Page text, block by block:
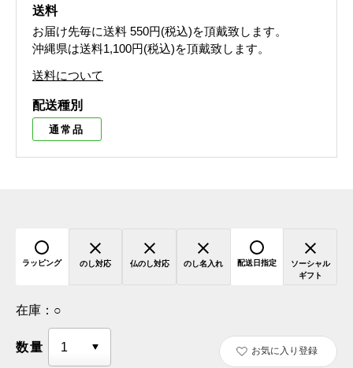
送料
お届け先毎に送料 550円(税込)を頂戴致します。
沖縄県は送料1,100円(税込)を頂戴致します。
送料について
配送種別
通常品
ラッピング のし対応 仏のし対応 のし名入れ 配送日指定
ソーシャル
ギフト
在庫： ○
数量 お気に入り登録